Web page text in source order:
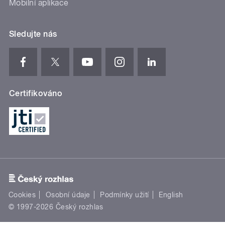
Mobilní aplikace
Sledujte nás
Certifikováno
Cookies Osobní údaje Podmínky užití
English
© 1997-2026 Český rozhlas